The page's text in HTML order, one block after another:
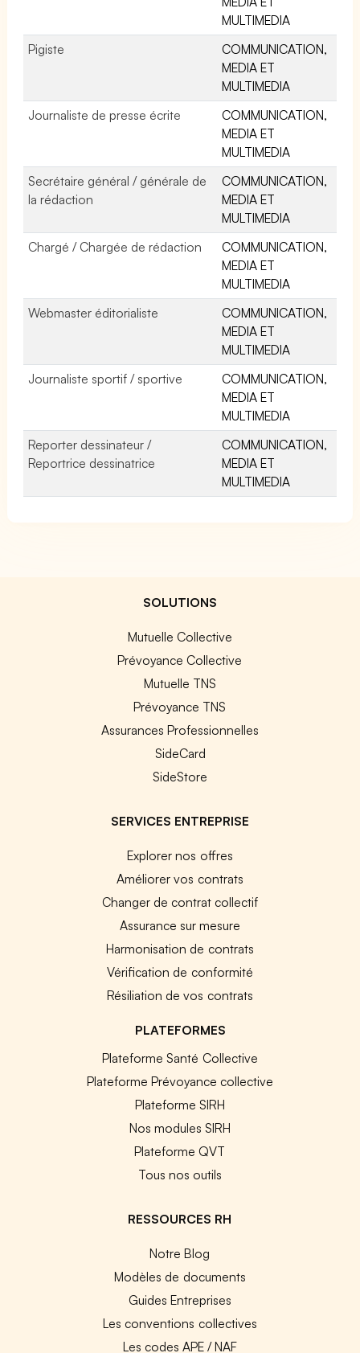
MULTIMEDIA
Pigiste
COMMUNICATION,
MEDIA ET
MULTIMEDIA
Journaliste de presse écrite
COMMUNICATION,
MEDIA ET
MULTIMEDIA
Secrétaire général / générale de
la rédaction
COMMUNICATION,
MEDIA ET
MULTIMEDIA
Chargé / Chargée de rédaction
COMMUNICATION,
MEDIA ET
MULTIMEDIA
Webmaster éditorialiste
COMMUNICATION,
MEDIA ET
MULTIMEDIA
Journaliste sportif / sportive
COMMUNICATION,
MEDIA ET
MULTIMEDIA
Reporter dessinateur /
Reportrice dessinatrice
COMMUNICATION,
MEDIA ET
MULTIMEDIA
SOLUTIONS
Mutuelle Collective
Prévoyance Collective
Mutuelle TNS
Prévoyance TNS
Assurances Professionnelles
SideCard
SideStore
SERVICES ENTREPRISE
Explorer nos offres
Améliorer vos contrats
Changer de contrat collectif
Assurance sur mesure
Harmonisation de contrats
Vérification de conformité
Résiliation de vos contrats
PLATEFORMES
Plateforme Santé Collective
Plateforme Prévoyance collective
Plateforme SIRH
Nos modules SIRH
Plateforme QVT
Tous nos outils
RESSOURCES RH
Notre Blog
Modèles de documents
Guides Entreprises
Les conventions collectives
Les codes APE / NAF